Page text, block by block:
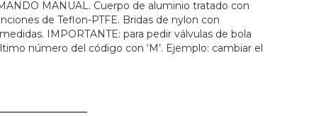
MANUAL. Cuerpo de aluminio tratado con
de Teflon-PTFE. Bridas de nylon con
IMPORTANTE: para pedir válvulas de bola
número del código con ‘M’. Ejemplo: cambiar el